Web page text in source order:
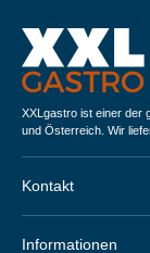
XXLgastro ist einer der
und Österreich. Wir
Kontakt
Informationen